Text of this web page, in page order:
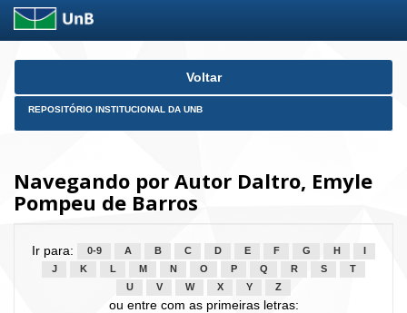
Skip
Voltar
REPOSITÓRIO INSTITUCIONAL DA UNB
Navegando por Autor Daltro, Emyle
Pompeu de Barros
Ir para: 0-9 A B C D E F G H
J
K L M N O P Q R S
T
U
V W X Y Z
ou entre com as primeiras letras: